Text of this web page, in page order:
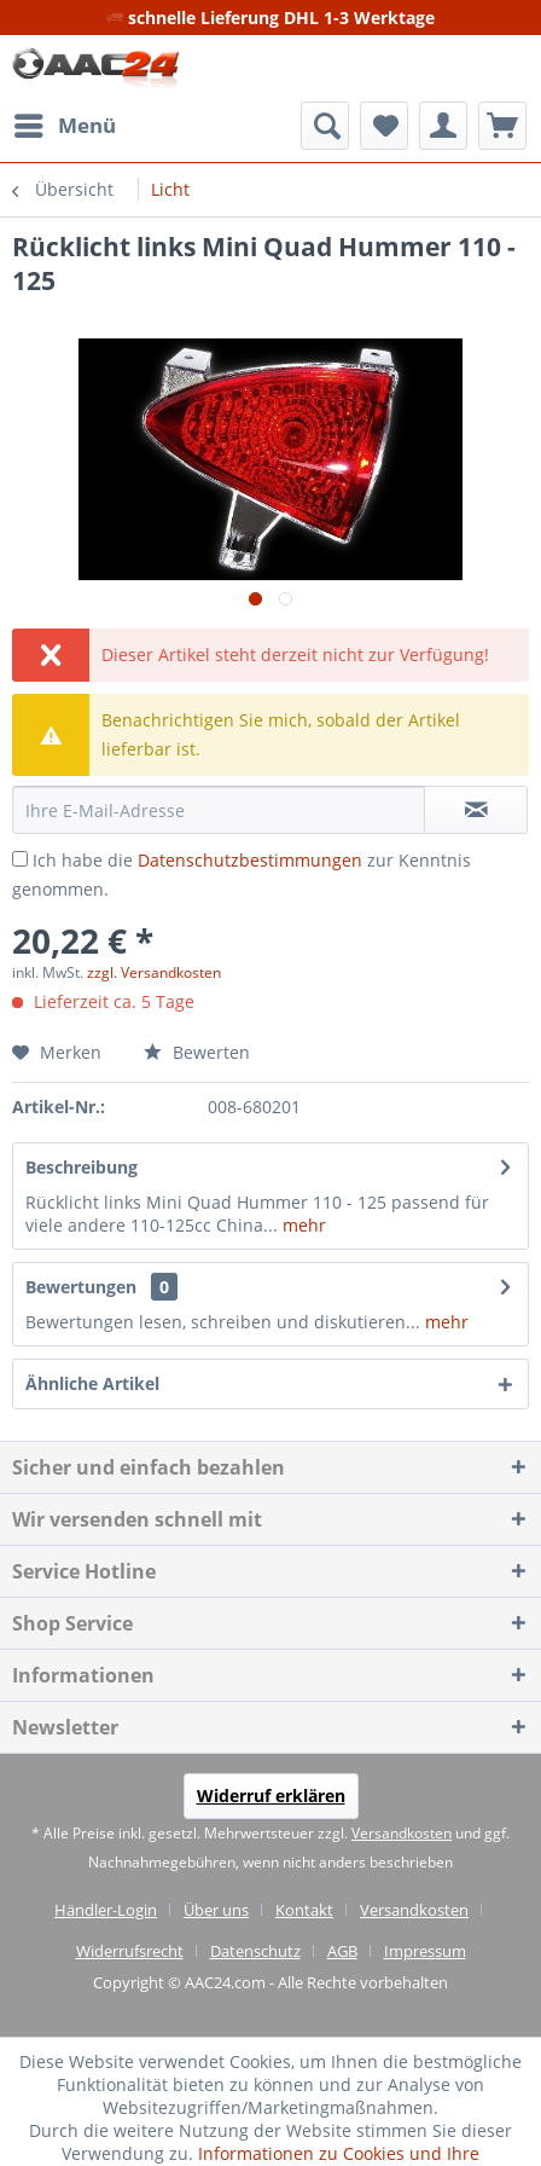
schnelle Lieferung DHL 1-3 Werktage
Menü
Übersicht Licht
Rücklicht links Mini Quad Hummer 110 -
125
Dieser Artikel steht derzeit nicht zur Verfügung!
Benachrichtigen Sie mich, sobald der Artikel
lieferbar ist.
Ich habe die Datenschutzbestimmungen zur Kenntnis
genommen.
20,22 € *
inkl. MwSt.zzgl. Versandkosten
Lieferzeit ca. 5 Tage
Merken Bewerten
Artikel-Nr.: 008-680201
Beschreibung
Rücklicht links Mini Quad Hummer 110 - 125 passend für
viele andere 110-125cc China... mehr
Bewertungen
0
Bewertungen lesen, schreiben und diskutieren... mehr
Ähnliche Artikel
Sicher und einfach bezahlen
Wir versenden schnell mit
Service Hotline
Shop Service
Informationen
Newsletter
Widerruf erklären
* Alle Preise inkl. gesetzl. Mehrwertsteuer zzgl. Versandkosten und ggf.
Nachnahmegebühren, wenn nicht anders beschrieben
Händler-Login Über uns Kontakt
Versandkosten
Widerrufsrecht
Datenschutz AGB
Impressum
Copyright © AAC24.com - Alle Rechte vorbehalten
Diese Website verwendet Cookies, um Ihnen die bestmögliche
Funktionalität bieten zu können und zur Analyse von
Websitezugriffen/Marketingmaßnahmen.
Durch die weitere Nutzung der Website stimmen Sie dieser
Verwendung zu. Informationen zu Cookies und Ihre